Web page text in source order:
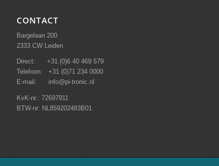
CONTACT
Bargelaan 200
2333 CW Leiden
Direct: +31 (0)6 40 469 579
Telefoon: +31 (0)71 234 0000
E-mail: info@pi-tronic.nl
KvK-nr.: 72697911
BTW-nr: NL859202483B01